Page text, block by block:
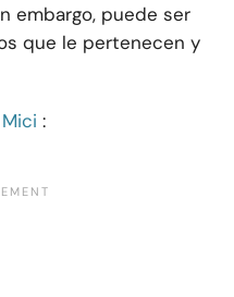
embargo, puede ser
que le pertenecen y
: